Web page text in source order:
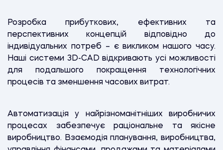
Розробка прибуткових, ефективних та
перспективних концепцій відповідно до
індивідуальних потреб – є викликом нашого часу.
Наші системи 3D-CAD відкривають усі можливості
для подальшого покращення технологічних
процесів та зменшення часових витрат.
Автоматизація у найрізноманітніших виробничих
процесах забезпечує раціональне та якісне
виробництво. Взаємодія планування, виробництва,